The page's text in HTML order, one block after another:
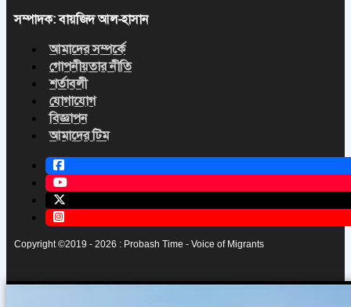
সম্পাদক: বায়জিদ আল-হাসান
আমাদের সম্পর্কে
গোপনীয়তার নীতি
শর্তাবলী
যোগাযোগ
বিজ্ঞাপন
আমাদের টিম
Copyright ©2019 - 2026 : Probash Time - Voice of Migrants